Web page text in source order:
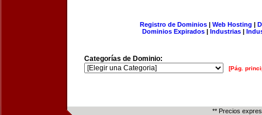
Registro de Dominios| Web Hosting |
Dominios Expirados | Industrias |
Categorías de Dominio:
[Pág.
** Precios